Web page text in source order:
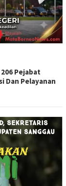
Pejabat
Dan Pelayanan